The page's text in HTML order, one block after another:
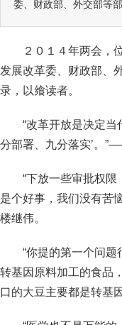
委、财政部、外交部等
２０１４年两会，
发展改革委、财政部、
录，以飨读者。
“改革开放是决定
分部署、九分落实’。
“下放一些审批权限
是个好事，我们没有苦
楼继伟。
“你提的第一个问
转基因原料加工的食品
口的大豆主要都是转基